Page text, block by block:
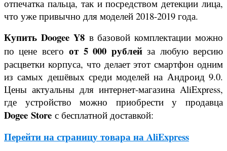
отпечатка пальца, так и посредством детекции лица,
что уже привычно для моделей 2018-2019 года.
Купить Doogee Y8в базовой комплектации можно
по цене всегоот 5 000 рублейза любую версию
расцветки корпуса, что делает этот смартфон одним
из самых дешёвых среди моделей на Андроид 9.0.
Цены актуальны для интернет-магазина AliExpress,
где устройство можно приобрести у продавца
Dogee Store с бесплатной доставкой:
Перейти на страницу товара на AliExpress